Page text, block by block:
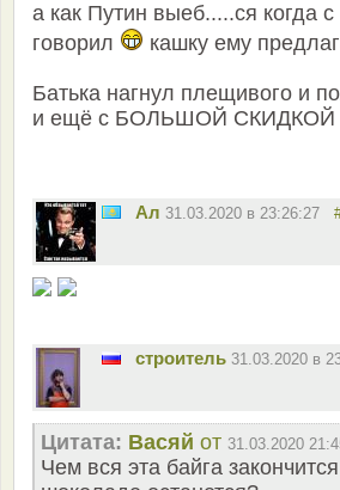
а как Путин выеб.....ся когда
говорил
кашку ему
Батька нагнул плещивого и
и ещё с БОЛЬШОЙ СКИДКОЙ
Ал 31.03.2020 в 23:26:27
строитель 31.03.2020 в
Цитата: Васяй от 31.03.2020
Чем вся эта байга